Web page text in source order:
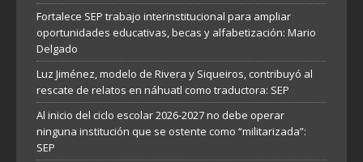
Fortalece SEP trabajo interinstitucional para ampliar
oportunidades educativas, becas y alfabetización: Mario
Delgado
Luz Jiménez, modelo de Rivera y Siqueiros, contribuyó al
rescate de relatos en náhuatl como traductora: SEP
Al inicio del ciclo escolar 2026-2027 no debe operar
ninguna institución que se ostente como “militarizada”:
SEP